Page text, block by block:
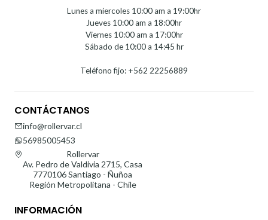
Lunes a miercoles 10:00 am a 19:00hr
Jueves 10:00 am a 18:00hr
Viernes 10:00 am a 17:00hr
Sábado de 10:00 a 14:45 hr
Teléfono fijo: +562 22256889
CONTÁCTANOS
info@rollervar.cl
56985005453
Rollervar
Av. Pedro de Valdivia 2715, Casa
7770106 Santiago - Ñuñoa
Región Metropolitana - Chile
INFORMACIÓN